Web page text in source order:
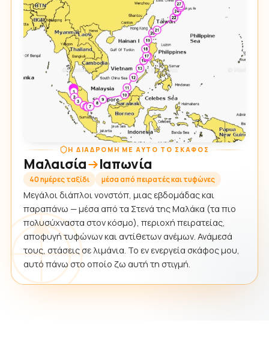
Η ΔΙΑΔΡΟΜΉ ΜΕ ΑΥΤΌ ΤΟ ΣΚΆΦΟΣ
Μαλαισία Ιαπωνία
40 ημέρες ταξίδι μέσα από πειρατές και τυφώνες
Μεγάλοι διάπλοι νονστόπ, μιας εβδομάδας και
παραπάνω — μέσα από τα Στενά της Μαλάκα (τα πιο
πολυσύχναστα στον κόσμο), περιοχή πειρατείας,
αποφυγή τυφώνων και αντίθετων ανέμων. Ανάμεσά
τους, στάσεις σε λιμάνια. Το εν ενεργεία σκάφος μου,
αυτό πάνω στο οποίο ζω αυτή τη στιγμή.